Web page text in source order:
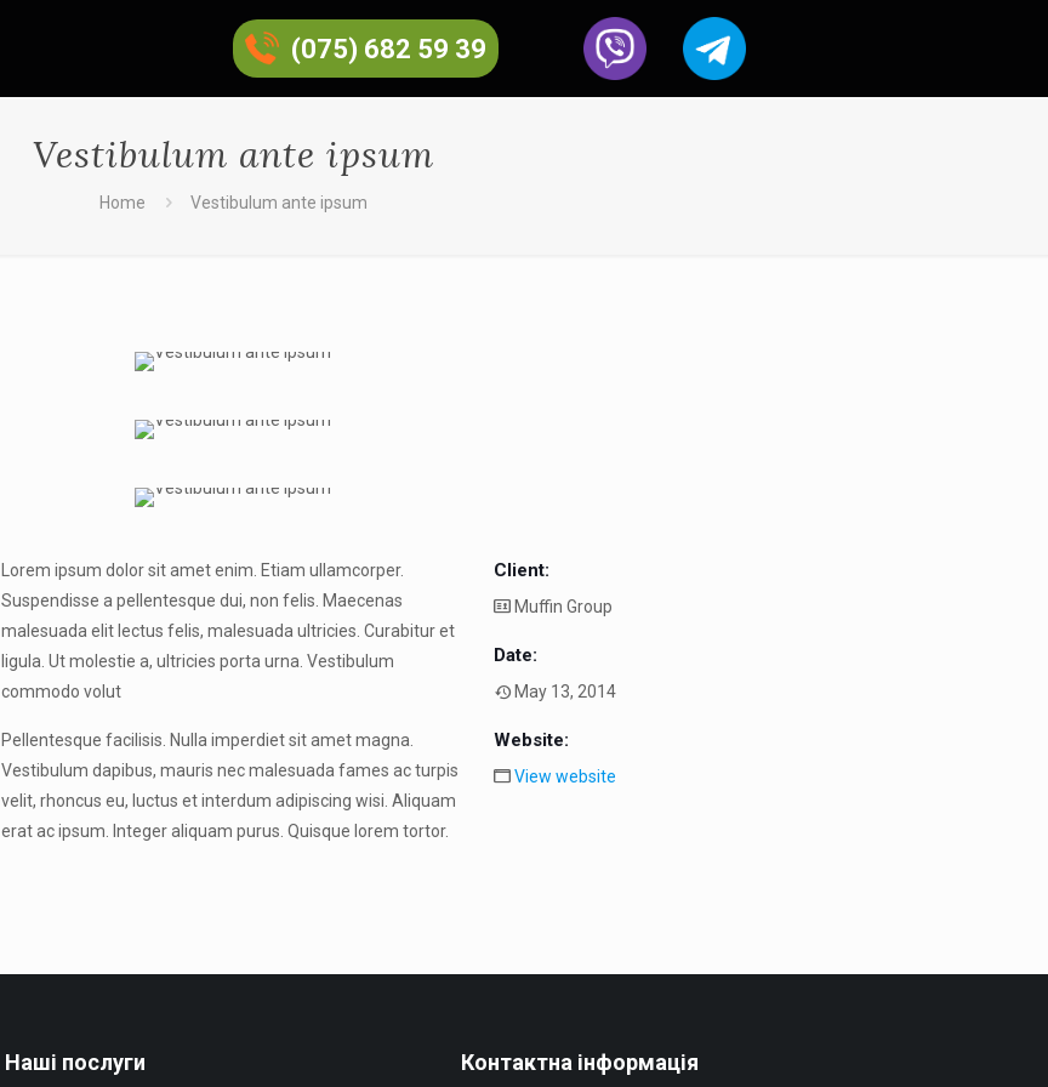
(075) 682 59 39
Vestibulum ante ipsum
Home Vestibulum ante ipsum
Lorem ipsum dolor sit amet enim. Etiam ullamcorper.
Suspendisse a pellentesque dui, non felis. Maecenas
malesuada elit lectus felis, malesuada ultricies. Curabitur et
ligula. Ut molestie a, ultricies porta urna. Vestibulum
commodo volut
Pellentesque facilisis. Nulla imperdiet sit amet magna.
Vestibulum dapibus, mauris nec malesuada fames ac turpis
velit, rhoncus eu, luctus et interdum adipiscing wisi. Aliquam
erat ac ipsum. Integer aliquam purus. Quisque lorem tortor.
Client:
Muffin Group
Date:
May 13, 2014
Website:
View website
Наші послуги Контактна інформація